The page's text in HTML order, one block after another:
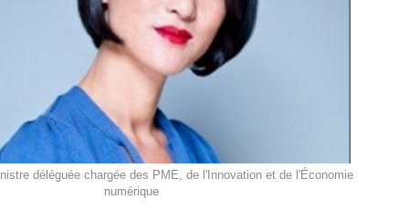
déléguée chargée des PME, de l'Innovation et de l'Économie
numérique